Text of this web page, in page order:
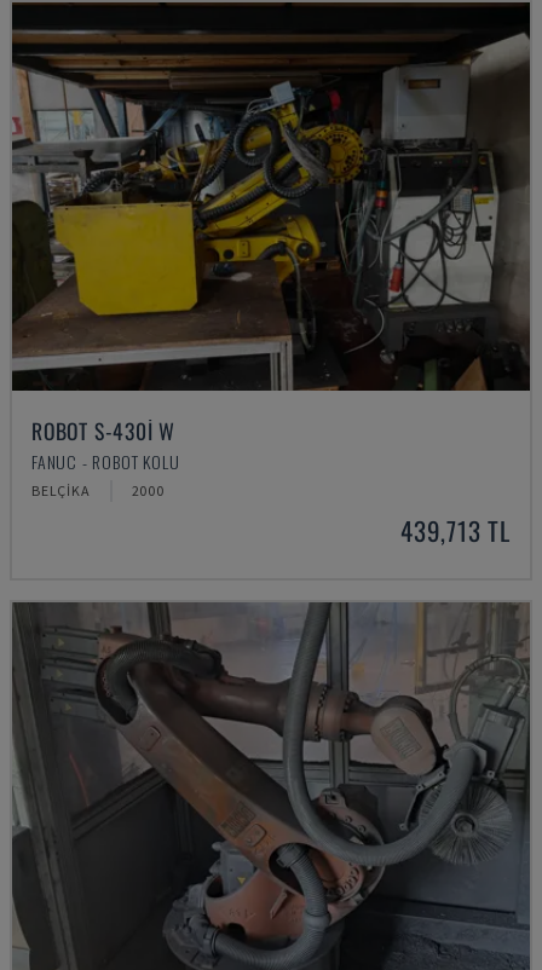
ROBOT S-430I W
FANUC - ROBOT KOLU
BELÇIKA 2000
439,713 TL